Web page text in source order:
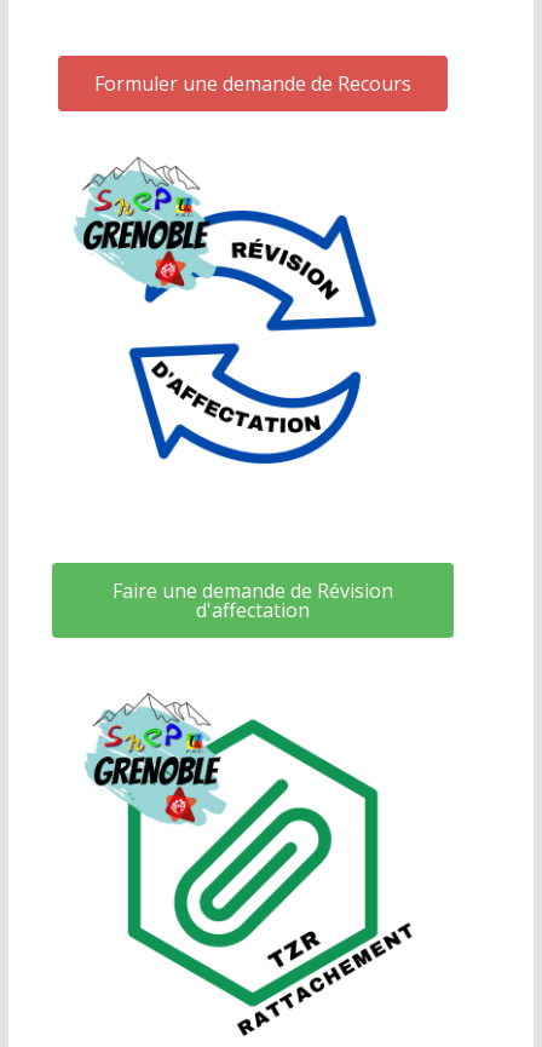
Formuler une demande de Recours
Faire une demande de Révision
d'affectation